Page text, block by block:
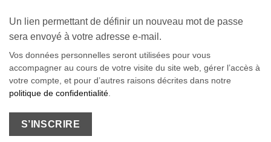
Un lien permettant de définir un nouveau mot de passe
sera envoyé à votre adresse e-mail.
Vos données personnelles seront utilisées pour vous
accompagner au cours de votre visite du site web, gérer l’accès à
votre compte, et pour d’autres raisons décrites dans notre
politique de confidentialité.
S’INSCRIRE